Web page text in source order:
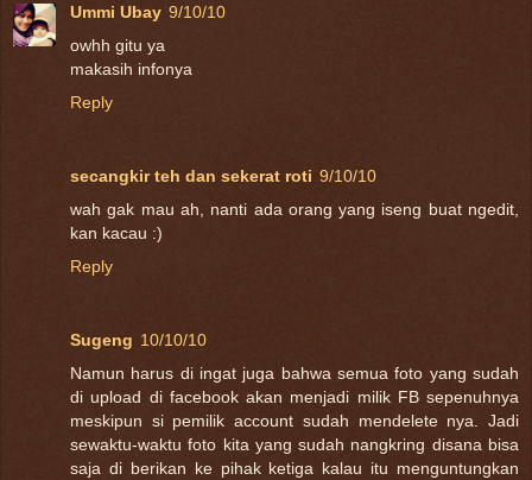
Ummi Ubay 9/10/10
owhh gitu ya
makasih infonya
Reply
secangkir teh dan sekerat roti 9/10/10
wah gak mau ah, nanti ada orang yang iseng buat ngedit,
kan kacau :)
Reply
Sugeng 10/10/10
Namun harus di ingat juga bahwa semua foto yang sudah
di upload di facebook akan menjadi milik FB sepenuhnya
meskipun si pemilik account sudah mendelete nya. Jadi
sewaktu-waktu foto kita yang sudah nangkring disana bisa
saja di berikan ke pihak ketiga kalau itu menguntungkan